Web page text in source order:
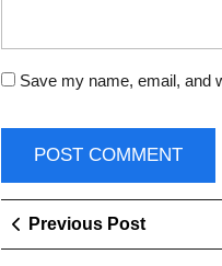
Save my name, email, and
Post
Previous PostPrevious
Post